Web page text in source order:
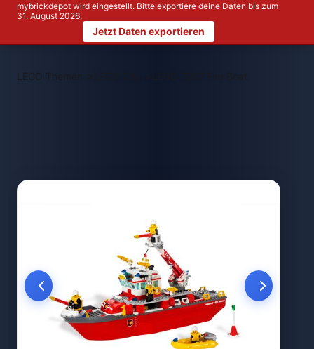
mybrickdepot wird eingestellt. Bitte exportiere deine Daten bis zum
31. August 2026.
Jetzt Daten exportieren
LEGO Themen > LEGO 7207 Fire Boat